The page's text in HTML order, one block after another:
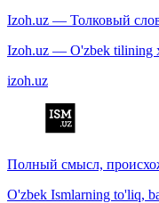
Izoh.uz — Толковый
Izoh.uz — O'zbek tilining
izoh.uz
Полный смысл,
O'zbek Ismlarning to'liq,